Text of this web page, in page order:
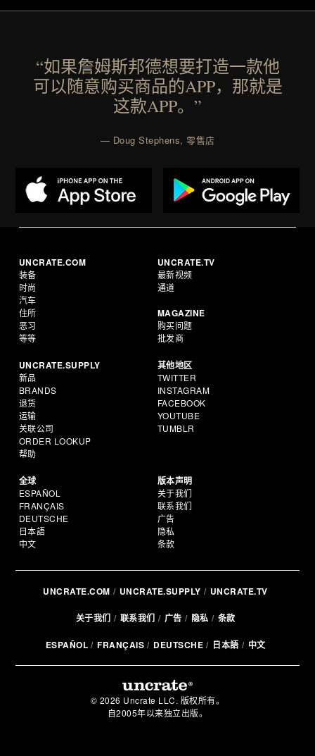
“如果詹姆斯邦德想要打造一款他
可以随意购买商品的APP，那就是
这款APP。”
— Doug Stephens, 零售店
UNCRATE.COM
装备
时尚
汽车
住所
恶习
等等
UNCRATE.TV
最新视频
通道
MAGAZINE
购买问题
批发商
UNCRATE.SUPPLY
新品
BRANDS
退货
运输
关联公司
ORDER LOOKUP
帮助
其他地区
TWITTER
INSTAGRAM
FACEBOOK
YOUTUBE
TUMBLR
全球
ESPAÑOL
FRANÇAIS
DEUTSCHE
日本語
中文
版本声明
关于我们
联系我们
广告
隐私
条款
UNCRATE.COM UNCRATE.SUPPLY UNCRATE.TV
关于我们 联系我们 广告 隐私 条款
ESPAÑOL FRANÇAIS DEUTSCHE 日本語 中文
© 2026 Uncrate LLC. 版权所有。
自2005年以来独立出版。